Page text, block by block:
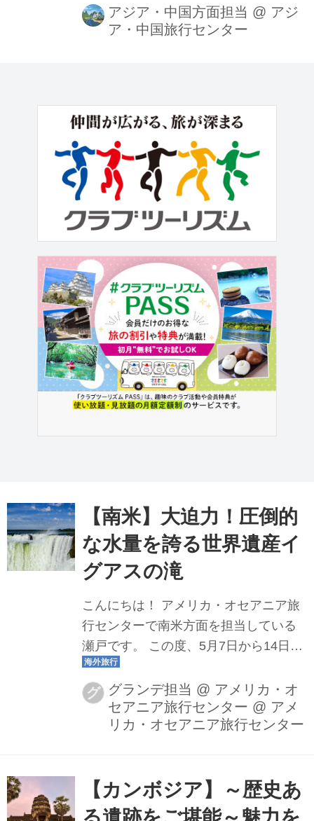
り周遊 ８日間」のツアーの様子とその
魅力についてご紹介させていただきま
アジア・中国方面担当 @ アジ
ア・中国旅行センター
【南米】大迫力！圧倒的
な水量を誇る世界遺産イ
グアスの滝
こんにちは！ アメリカ・オセアニア旅
行センターで南米方面を担当している
瀬戸です。 この度、5月7日から14日間
ペルー・ブラジル・アルゼンチンを巡
るツアーの添乗をしてきました ♪ その
中でも今回は、南米を代表する観光
地・巨大瀑布イグアスの滝をご紹介い
アスの滝は幅約4km、最大落差80mとい
う圧倒的なスケールが魅力です。ま
グ グランデ担当 @ アメリカ・オ
セアニア旅行センター @ アメ
リカ・オセアニア旅行センター
【カンボジア】～歴史あ